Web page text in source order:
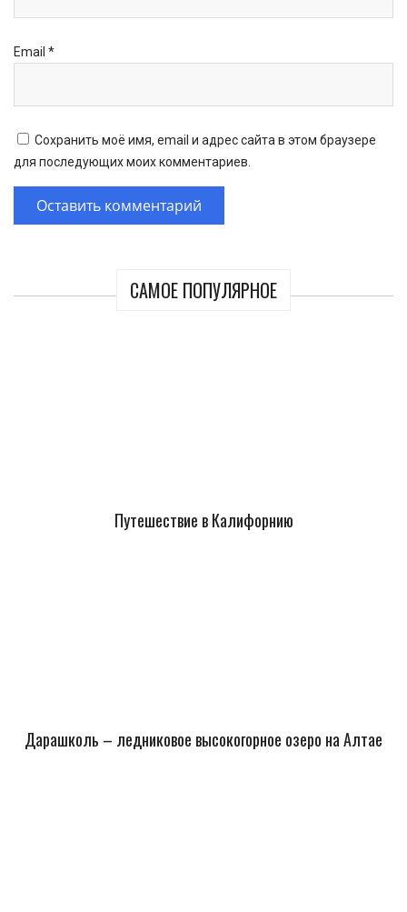
САМОЕ ПОПУЛЯРНОЕ
Путешествие в Калифорнию
Дарашколь – ледниковое высокогорное озеро на Алтае
Email *
Сохранить моё имя, email и адрес сайта в этом браузере
для последующих моих комментариев.